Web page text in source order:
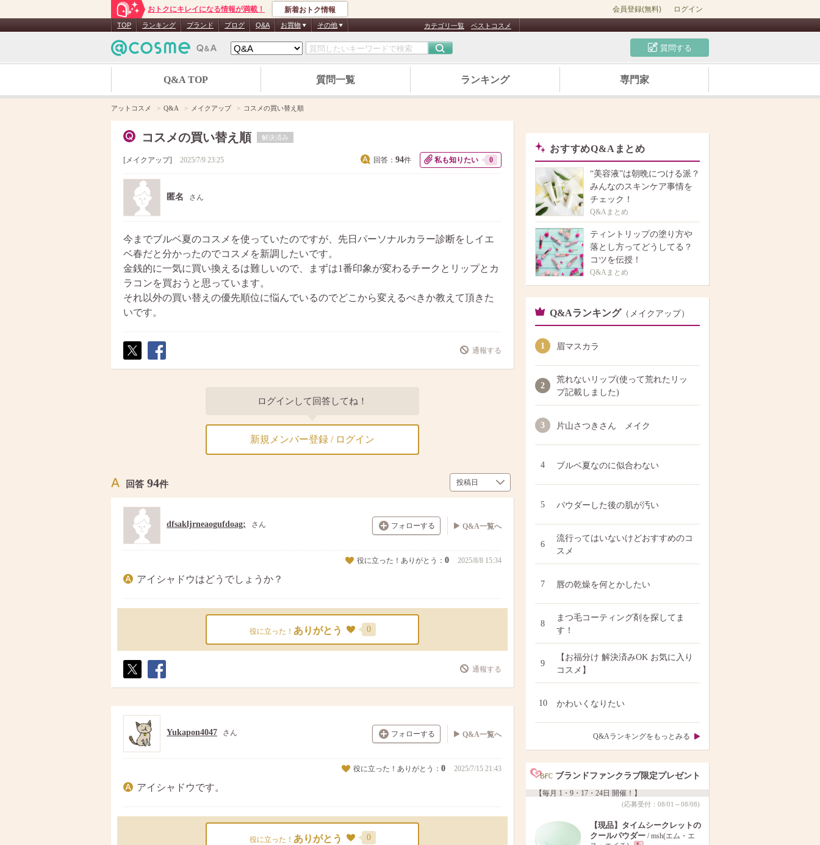
おトクにキレイになる情報が満載！ 新着おトク情報 会員登録(無料) ログイン
TOP ランキング ブランド ブログ Q&A お買物 その他 カテゴリ一覧 ベストコスメ
質問する
Q&A TOP 質問一覧 ランキング 専門家
アットコスメ Q&A メイクアップ コスメの買い替え順
コスメの買い替え順 解決済み
メイクアップ 2025/7/9 23:25 回答： 94件 私も知りたい 0
匿名 さん
今までブルベ夏のコスメを使っていたのですが、先日パーソナルカラー診断をしイエ
ベ春だと分かったのでコスメを新調したいです。
金銭的に一気に買い換えるは難しいので、まずは1番印象が変わるチークとリップとカ
ラコンを買おうと思っています。
それ以外の買い替えの優先順位に悩んでいるのでどこから変えるべきか教えて頂きた
いです。
ト
ア
通報する
ログインして回答してね！
新規メンバー登録 / ログイン
回答 94件
フォローする
dfsakljrneaogufdoag; さん Q&A一覧へ
役に立った！ありがとう： 0 2025/8/8 15:34
アイシャドウはどうでしょうか？
役に立った！ ありがとう 0
ト
ア
通報する
フォローする
Yukapon4047 さん Q&A一覧へ
役に立った！ありがとう： 0 2025/7/15 21:43
アイシャドウです。
役に立った！ ありがとう 0
おすすめQ&Aまとめ
“美容液”は朝晩につける派？
みんなのスキンケア事情を
チェック！
Q&Aまとめ
ティントリップの塗り方や
落とし方ってどうしてる？
コツを伝授！
Q&Aまとめ
Q&Aランキング （メイクアップ）
1 眉マスカラ
2
荒れないリップ(使って荒れたリッ
プ記載しました)
3 片山さつきさん メイク
4 ブルベ夏なのに似合わない
5 パウダーした後の肌が汚い
6
流行ってはいないけどおすすめのコ
スメ
7 唇の乾燥を何とかしたい
8
まつ毛コーティング剤を探してま
す！
9
【お福分け 解決済みOK お気に入り
コスメ】
10 かわいくなりたい
Q&Aランキングをもっとみる
ブランドファンクラブ限定プレゼント
【毎月 1・9・17・24日 開催！】
(応募受付：08/01～08/08)
【現品】タイムシークレットの
クールパウダー / msh(エム・エ